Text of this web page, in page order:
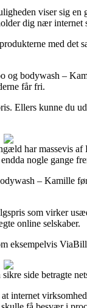
viser sig
dig nær internet
med det
og bodywash –
får fri.
Ellers kunne du
har massevis
nogle gange
– Kamille
som virker
online selskaber.
side betragte